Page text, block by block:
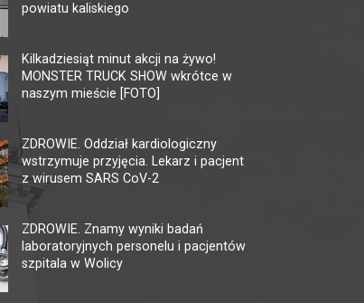
KINO HELIOS GALERIA
AMBER
62-800 Kalisz, ul. Górnośląska 82
tel. +48 62 761 18 67
kalisz@helios.pl
powiatu kaliskiego
Kilkadziesiąt minut akcji na żywo!
MONSTER TRUCK SHOW wkrótce w
naszym mieście [FOTO]
ZDROWIE. Oddział kardiologiczny
wstrzymuje przyjęcia. Lekarz i pacjent
z wirusem SARS CoV-2
ZDROWIE. Znamy wyniki badań
laboratoryjnych personelu i pacjentów
szpitala w Wolicy